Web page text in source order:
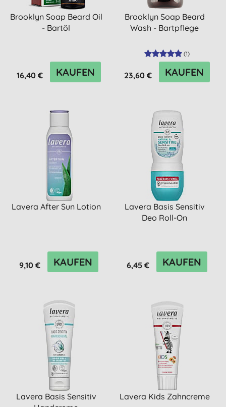
Brooklyn Soap Beard Oil
- Bartöl
16,40 € KAUFEN
Brooklyn Soap Beard
Wash - Bartpflege
(1)
23,60 € KAUFEN
Lavera After Sun Lotion
9,10 € KAUFEN
Lavera Basis Sensitiv
Deo Roll-On
6,45 € KAUFEN
Lavera Basis Sensitiv
Lavera Kids Zahncreme